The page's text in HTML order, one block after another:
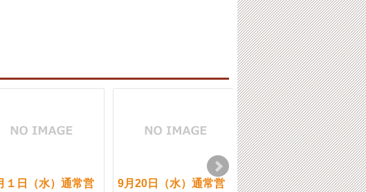
１日（水）通常営
9月20日（水）通常営
11月14日（木）通常営